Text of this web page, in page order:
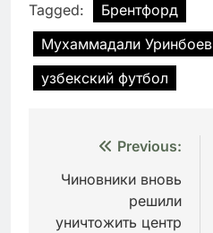
Tagged:
Брентфорд
Мухаммадали Уринбоев
узбекский футбол
Навигация
по
записям
Previous:
Чиновники вновь
решили
уничтожить центр